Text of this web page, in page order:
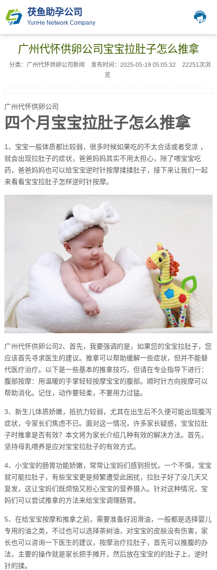
茯鱼助孕公司
YunHe Network Company
广州代怀供卵公司宝宝拉肚子怎么推拿
分类：广州代怀供卵公司新闻 发布时间：2025-05-19 05:05:32
22251次浏
览
广州代怀供卵公司
四个月宝宝拉肚子怎么推拿
1、宝宝一般体质都比较弱，很多时候如果吃的不太合适或者受凉 ，
就会出现拉肚子的症状，爸爸妈妈其实不用太担心，除了喂宝宝吃
药，爸爸妈妈也可以给宝宝逆时针按摩揉揉肚子，接下来让我们一起
来看看宝宝拉肚子怎样逆时针按摩。
广州代怀供卵公司2、首先，我要强调的是，如果您的宝宝拉肚子，您
应该首先寻求医生的建议。推拿可以帮助缓解一些症状，但并不能替
代医疗治疗。以下是一些基本的推拿技巧，但请在专业指导下进行：
腹部按摩：用温暖的手掌轻轻按摩宝宝的腹部。顺时针方向按摩可以
帮助消化。记住，动作要轻柔，不要用力过猛。
3、新生儿体质娇嫩，抵抗力较弱，尤其在出生后不久便可能出现腹泻
症状，令家长们焦虑不已。面对这一情况，许多家长疑惑，宝宝拉肚
子时推拿是否有效？本文将为家长介绍几种有效的解决方法。首先，
坚持母乳喂养是应对宝宝拉肚子的有效方式。
4、小宝宝的肠胃功能娇嫩，常常让宝妈们感到担忧。一个不慎，宝宝
就可能拉肚子，有些宝宝更是频繁遭受此困扰，拉肚子好了没几天又
复发，这让宝妈们既烦恼又担心宝宝的营养摄入。针对这种情况，宝
妈们可以尝试推拿的方法来给宝宝调理肠胃。
5、在给宝宝按摩和推拿之前，需要准备好润滑油，一般都是选择婴儿
专用的油之类，不过也可以选择茶树油，对宝宝的皮肤没有伤害，家
长也可以咨询一下医生的建议，按摩治疗拉肚子，首先可以推腹的办
法，主要的操作就是家长把手摊开，然后放在宝宝的的肚子上，逆时
针的揉。